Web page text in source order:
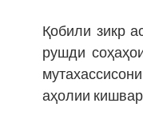
Қобили зикр
рушди
аҳолии